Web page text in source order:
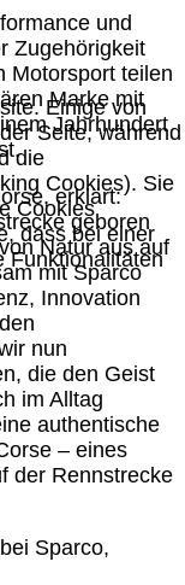
und
Zugehörigkeit
Motorsport teilen
Marke mit
Jahrhundert
erklärt:
geboren
Natur aus auf
mit Sparco
Innovation
nun
die den Geist
im Alltag
authentische
– eines
der Rennstrecke
Sparco,
Einige von
Seite, während
die
Cookies). Sie
Cookies
dass bei einer
Funktionalitäten